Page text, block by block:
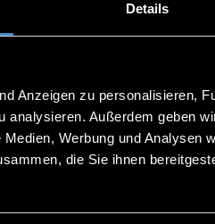
Details
Anzeigen zu personalisieren,
analysieren. Außerdem geben
Werbung und Analysen
die Sie ihnen
Erfahrung in Agentur
auf aktuelle Ereignisse